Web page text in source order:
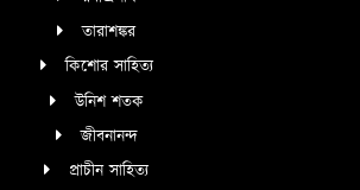
তারাশঙ্কর
কিশোর সাহিত্য
উনিশ শতক
জীবনানন্দ
প্রাচীন সাহিত্য